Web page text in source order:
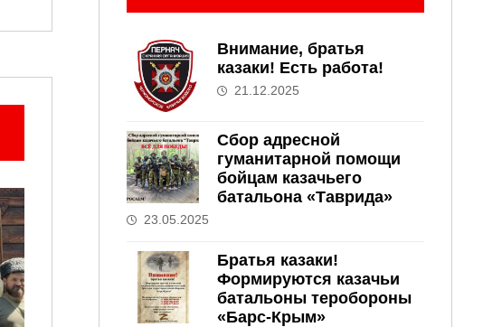
Внимание, братья
казаки! Есть работа!
21.12.2025
Сбор адресной
гуманитарной помощи
бойцам казачьего
батальона «Таврида»
23.05.2025
Братья казаки!
Формируются казачьи
батальоны теробороны
«Барс-Крым»